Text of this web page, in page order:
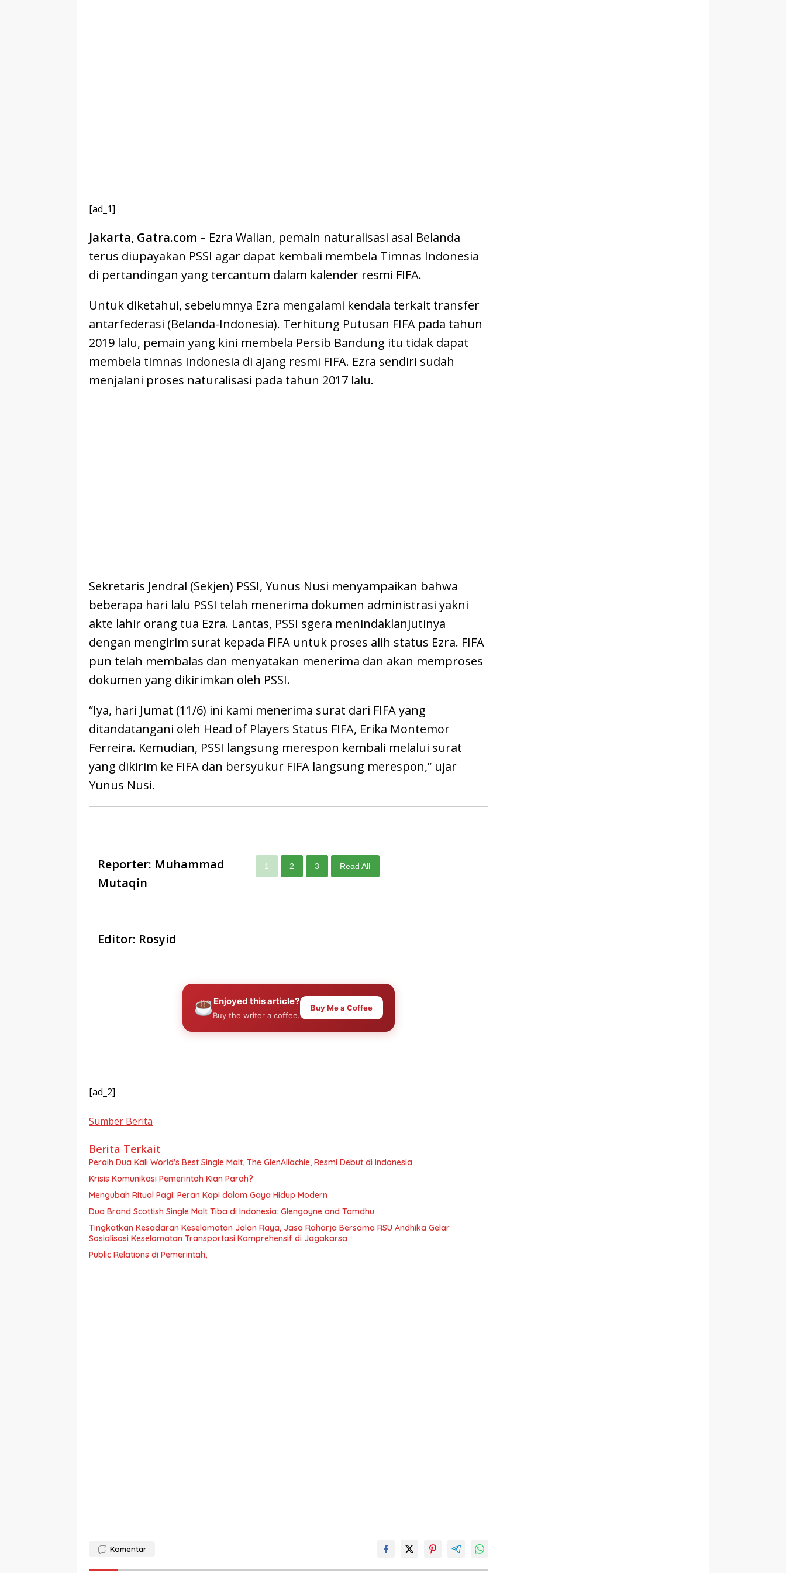
[ad_1]
Jakarta, Gatra.com – Ezra Walian, pemain naturalisasi asal Belanda
terus diupayakan PSSI agar dapat kembali membela Timnas Indonesia
di pertandingan yang tercantum dalam kalender resmi FIFA.
Untuk diketahui, sebelumnya Ezra mengalami kendala terkait transfer
antarfederasi (Belanda-Indonesia). Terhitung Putusan FIFA pada tahun
2019 lalu, pemain yang kini membela Persib Bandung itu tidak dapat
membela timnas Indonesia di ajang resmi FIFA. Ezra sendiri sudah
menjalani proses naturalisasi pada tahun 2017 lalu.
Sekretaris Jendral (Sekjen) PSSI, Yunus Nusi menyampaikan bahwa
beberapa hari lalu PSSI telah menerima dokumen administrasi yakni
akte lahir orang tua Ezra. Lantas, PSSI sgera menindaklanjutinya
dengan mengirim surat kepada FIFA untuk proses alih status Ezra. FIFA
pun telah membalas dan menyatakan menerima dan akan memproses
dokumen yang dikirimkan oleh PSSI.
“Iya, hari Jumat (11/6) ini kami menerima surat dari FIFA yang
ditandatangani oleh Head of Players Status FIFA, Erika Montemor
Ferreira. Kemudian, PSSI langsung merespon kembali melalui surat
yang dikirim ke FIFA dan bersyukur FIFA langsung merespon,” ujar
Yunus Nusi.
Reporter: Muhammad
Mutaqin
Editor: Rosyid
1 2 3 Read All
Enjoyed this article?
Buy the writer a coffee.
Buy Me a Coffee
[ad_2]
Sumber Berita
Berita Terkait
Peraih Dua Kali World’s Best Single Malt, The GlenAllachie, Resmi Debut di Indonesia
Krisis Komunikasi Pemerintah Kian Parah?
Mengubah Ritual Pagi: Peran Kopi dalam Gaya Hidup Modern
Dua Brand Scottish Single Malt Tiba di Indonesia: Glengoyne and Tamdhu
Tingkatkan Kesadaran Keselamatan Jalan Raya, Jasa Raharja Bersama RSU Andhika Gelar
Sosialisasi Keselamatan Transportasi Komprehensif di Jagakarsa
Public Relations di Pemerintah,
Komentar